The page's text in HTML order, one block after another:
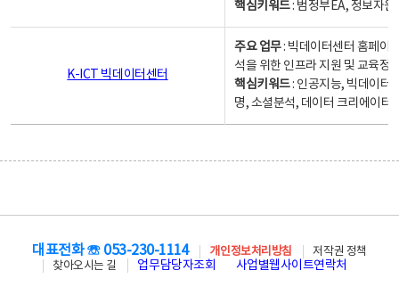
핵심키워드: 범정부EA, 정보자
K-ICT 빅데이터센터
주요 업무: 빅데이터센터 홈페이
석을 위한 인프라 지원 및 교육정
핵심키워드: 인공지능, 빅데이터,
명, 소셜분석, 데이터 크리에이터
대표전화 ☏ 053-230-1114 개인정보처리방침
저작권 정책
찾아오시는 길
업무담당자조회 사업별웹사이트연락처